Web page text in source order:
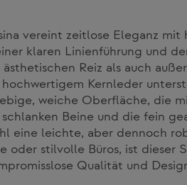
vereint zeitlose Eleganz mit
klaren Linienführung und
Reiz als auch
hochwertigem Kernleder
weiche Oberfläche, die
Beine und die fein
eine leichte, aber dennoch
oder stilvolle Büros, ist dieser
Qualität und